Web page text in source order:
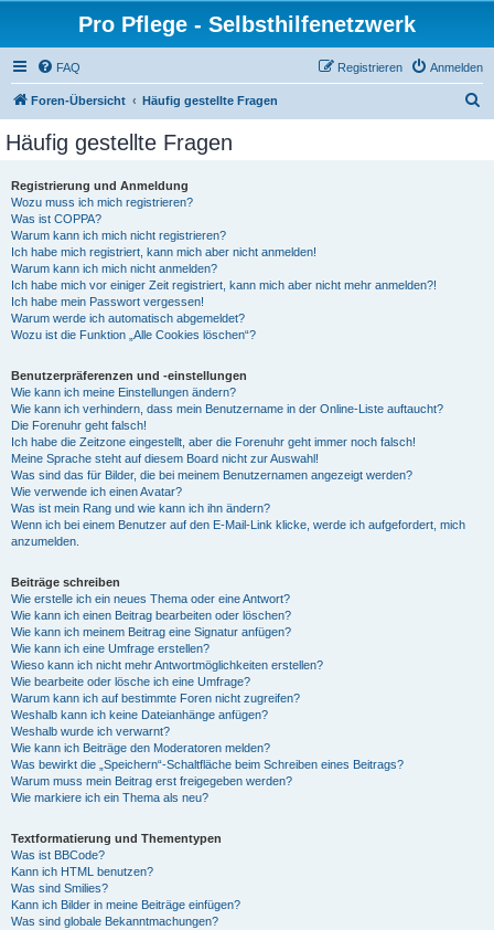
Pro Pflege - Selbsthilfenetzwerk
FAQ Anmelden
Registrieren
Foren-Übersicht Häufig gestellte Fragen
Häufig gestellte Fragen
Registrierung und Anmeldung
Wozu muss ich mich registrieren?
Was ist COPPA?
Warum kann ich mich nicht registrieren?
Ich habe mich registriert, kann mich aber nicht anmelden!
Warum kann ich mich nicht anmelden?
Ich habe mich vor einiger Zeit registriert, kann mich aber nicht mehr anmelden?!
Ich habe mein Passwort vergessen!
Warum werde ich automatisch abgemeldet?
Wozu ist die Funktion „Alle Cookies löschen“?
Benutzerpräferenzen und -einstellungen
Wie kann ich meine Einstellungen ändern?
Wie kann ich verhindern, dass mein Benutzername in der Online-Liste auftaucht?
Die Forenuhr geht falsch!
Ich habe die Zeitzone eingestellt, aber die Forenuhr geht immer noch falsch!
Meine Sprache steht auf diesem Board nicht zur Auswahl!
Was sind das für Bilder, die bei meinem Benutzernamen angezeigt werden?
Wie verwende ich einen Avatar?
Was ist mein Rang und wie kann ich ihn ändern?
Wenn ich bei einem Benutzer auf den E-Mail-Link klicke, werde ich aufgefordert, mich
anzumelden.
Beiträge schreiben
Wie erstelle ich ein neues Thema oder eine Antwort?
Wie kann ich einen Beitrag bearbeiten oder löschen?
Wie kann ich meinem Beitrag eine Signatur anfügen?
Wie kann ich eine Umfrage erstellen?
Wieso kann ich nicht mehr Antwortmöglichkeiten erstellen?
Wie bearbeite oder lösche ich eine Umfrage?
Warum kann ich auf bestimmte Foren nicht zugreifen?
Weshalb kann ich keine Dateianhänge anfügen?
Weshalb wurde ich verwarnt?
Wie kann ich Beiträge den Moderatoren melden?
Was bewirkt die „Speichern“-Schaltfläche beim Schreiben eines Beitrags?
Warum muss mein Beitrag erst freigegeben werden?
Wie markiere ich ein Thema als neu?
Textformatierung und Thementypen
Was ist BBCode?
Kann ich HTML benutzen?
Was sind Smilies?
Kann ich Bilder in meine Beiträge einfügen?
Was sind globale Bekanntmachungen?